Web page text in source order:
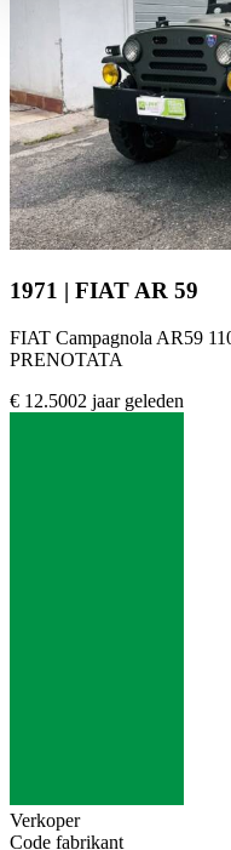
haben oder die sie im
gesammelt haben.
1971 | FIAT AR 59
FIAT Campagnola AR59
PRENOTATA
€ 12.5002 jaar geleden
Verkoper
Code fabrikant